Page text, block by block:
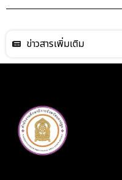
ข่าวสารเพิ่มเติม